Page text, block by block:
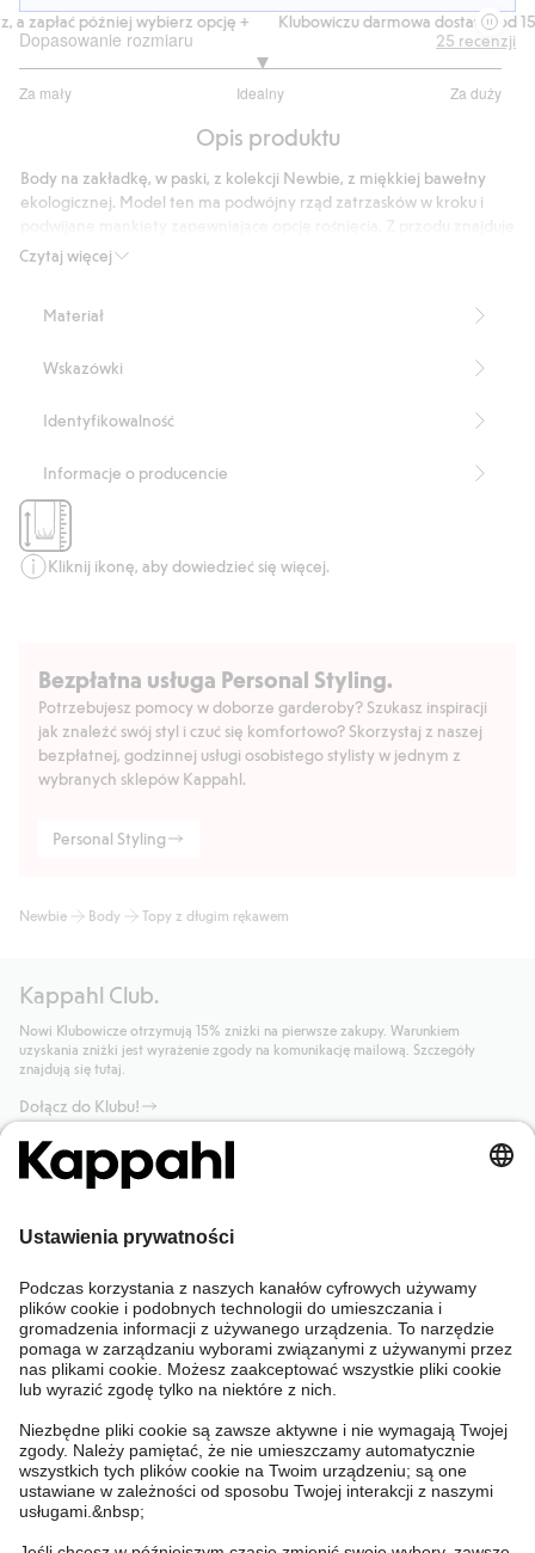
zapłać później wybierz opcję +
Klubowiczu darmowa dostawa od 150
Dopasowanie rozmiaru
Za mały Idealny Za duży
na
21
głosów
25 recenzji
Opis produktu
Czytaj więcej
Body na zakładkę, w paski, z kolekcji Newbie, z miękkiej bawełny
ekologicznej. Model ten ma podwójny rząd zatrzasków w kroku i
się ozdobny haft.
Organic cotton- GOTS
Materiał
Wskazówki
Identyfikowalność
Informacje o producencie
Kliknij ikonę, aby dowiedzieć się więcej.
Bezpłatna usługa Personal Styling.
Potrzebujesz pomocy w doborze garderoby? Szukasz inspiracji
jak znaleźć swój styl i czuć się komfortowo? Skorzystaj z naszej
bezpłatnej, godzinnej usługi osobistego stylisty w jednym z
wybranych sklepów Kappahl.
Personal Styling
Newbie Body Topy z długim rękawem
Kappahl Club.
Nowi Klubowicze otrzymują 15% zniżki na pierwsze zakupy. Warunkiem
uzyskania zniżki jest wyrażenie zgody na komunikację mailową. Szczegóły
znajdują się tutaj.
Dołącz do Klubu!
Potrzebujesz pomocy?
Sklep internetowy
Częste pytania
Twoje zamówienie
Kappahl Club
Mój profil
Kappahl Club
O nas
O Kappahl Group
Warunki i zasady